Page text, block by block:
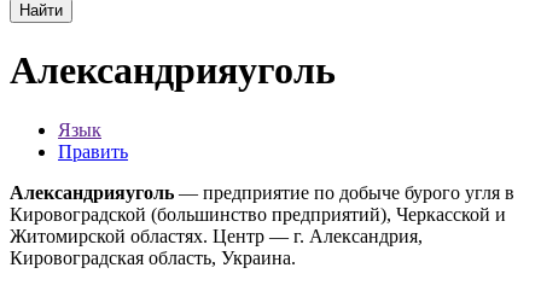
Найти
Александрияуголь
Язык
Править
Александрияуголь — предприятие по добыче бурого угля в
Кировоградской (большинство предприятий), Черкасской и
Житомирской областях. Центр — г. Александрия,
Кировоградская область, Украина.